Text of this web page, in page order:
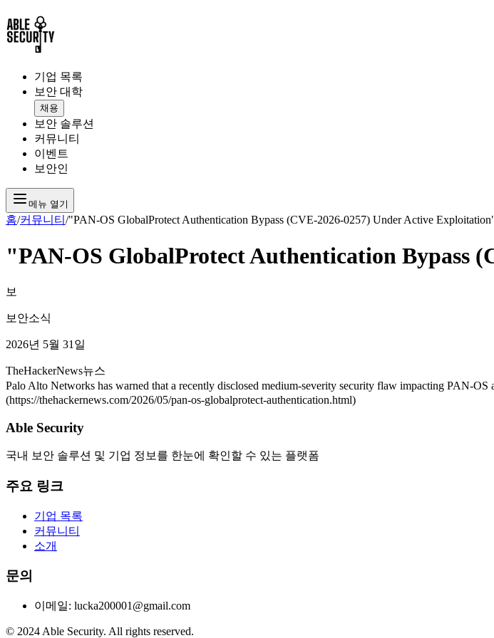
기업 목록
보안 대학
채용
보안 솔루션
커뮤니티
이벤트
보안인
메뉴 열기
홈/커뮤니티 /"PAN-OS GlobalProtect Authentication Bypass (CVE-2026-0257) Under Active
"PAN-OS GlobalProtect Authentication Bypass
보
보안소식
2026년 5월 31일
TheHackerNews뉴스
Palo Alto Networks has warned that a recently disclosed medium-severity security flaw impacting PAN-
(https://thehackernews.com/2026/05/pan-os-globalprotect-authentication.html)
Able Security
국내 보안 솔루션 및 기업 정보를 한눈에 확인할 수 있는 플랫폼
주요 링크
기업 목록
커뮤니티
소개
문의
이메일: lucka200001@gmail.com
© 2024 Able Security. All rights reserved.